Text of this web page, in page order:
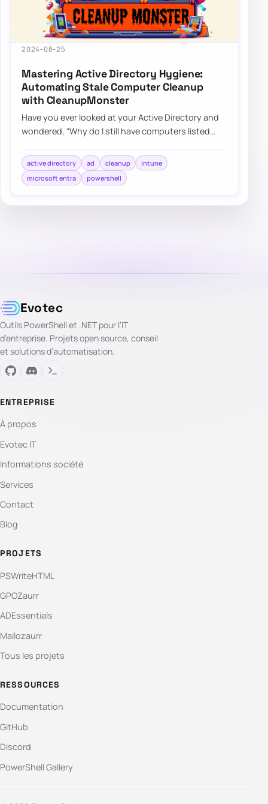
2024-08-25
Mastering Active Directory Hygiene:
Automating Stale Computer Cleanup
with CleanupMonster
Have you ever looked at your Active Directory and
wondered, “Why do I still have computers listed
active directory ad cleanup
intune
microsoft entra
powershell
Evotec
Outils PowerShell et .NET pour l’IT
d’entreprise. Projets open source, conseil
et solutions d’automatisation.
ENTREPRISE
À propos
Evotec IT
Informations société
Services
Contact
Blog
PROJETS
PSWriteHTML
GPOZaurr
ADEssentials
Mailozaurr
Tous les projets
RESSOURCES
Documentation
GitHub
Discord
PowerShell Gallery